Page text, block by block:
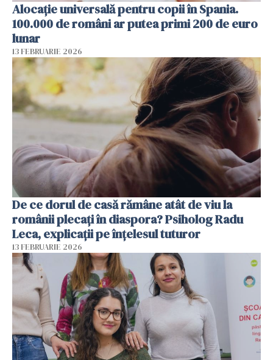
Alocație universală pentru copii în Spania.
100.000 de români ar putea primi 200 de euro
lunar
13 FEBRUARIE 2026
De ce dorul de casă rămâne atât de viu la
românii plecați în diaspora? Psiholog Radu
Leca, explicații pe înțelesul tuturor
13 FEBRUARIE 2026